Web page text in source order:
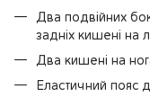
Два подвійних
задніх кишені на
Два кишені на
Еластичний пояс